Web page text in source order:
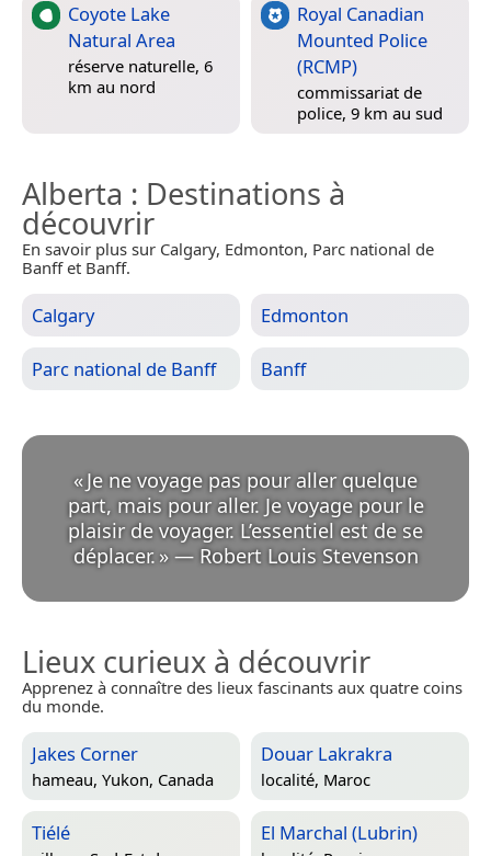
Coyote Lake
Natural Area
réserve naturelle, 6
km au nord
Royal Canadian
Mounted Police
(RCMP)
commissariat de
police, 9 km au sud
Alberta : Destinations à
découvrir
En savoir plus sur Calgary, Edmonton, Parc national de
Banff et Banff.
Calgary Edmonton
Parc national de Banff Banff
«Je ne voyage pas pour aller quelque
part, mais pour aller. Je voyage pour le
plaisir de voyager. L’essentiel est de se
déplacer. » — Robert Louis Stevenson
Lieux curieux à découvrir
Apprenez à connaître des lieux fascinants aux quatre coins
du monde.
Jakes Corner
hameau, Yukon, Canada
Douar Lakrakra
localité, Maroc
Tiélé El Marchal (Lubrin)